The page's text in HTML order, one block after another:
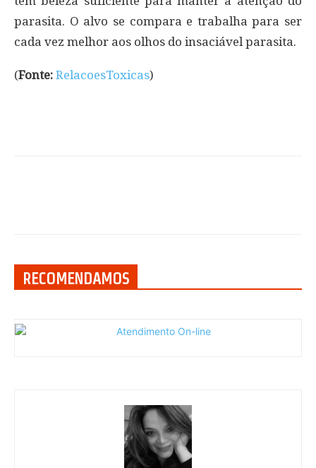
parasita. O alvo se compara e trabalha para ser
cada vez melhor aos olhos do insaciável parasita.
(Fonte: RelacoesToxicas)
RECOMENDAMOS